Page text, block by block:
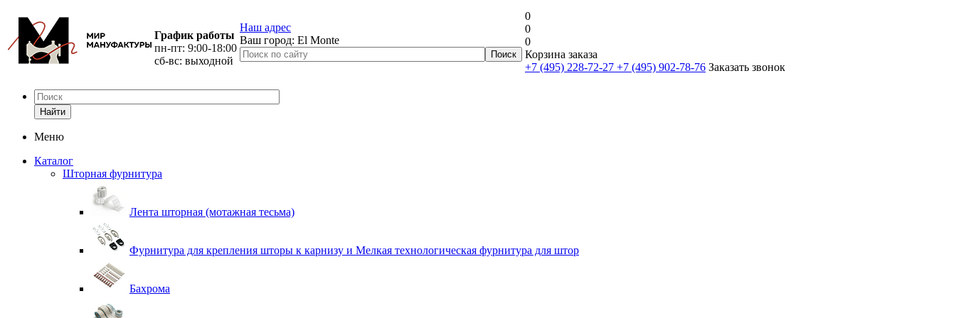
График работы
пн-пт: 9:00-18:00
сб-вс: выходной
Наш адрес
Ваш город: El Monte
0
0
0
Корзина заказа
+7 (495) 228-72-27 +7 (495) 902-78-76 Заказать звонок
Найти
Меню
Каталог
Шторная фурнитура
Лента шторная (мотажная тесьма)
Фурнитура для крепления шторы к карнизу и Мелкая технологическая фурнитура для штор
Бахрома